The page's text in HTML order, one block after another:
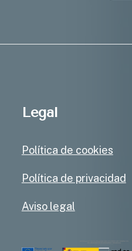
Legal
Política de cookies
Política de privacidad
Aviso legal